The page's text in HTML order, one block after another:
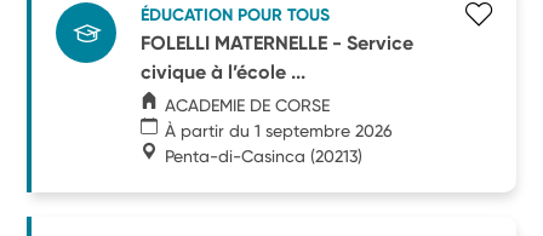
ÉDUCATION POUR TOUS
FOLELLI MATERNELLE - Service
civique à l’école ...
ACADEMIE DE CORSE
À partir du 1 septembre 2026
Penta-di-Casinca (20213)